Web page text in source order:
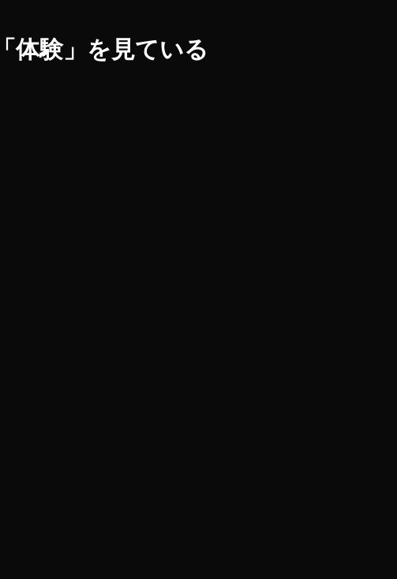
体験」を見ている